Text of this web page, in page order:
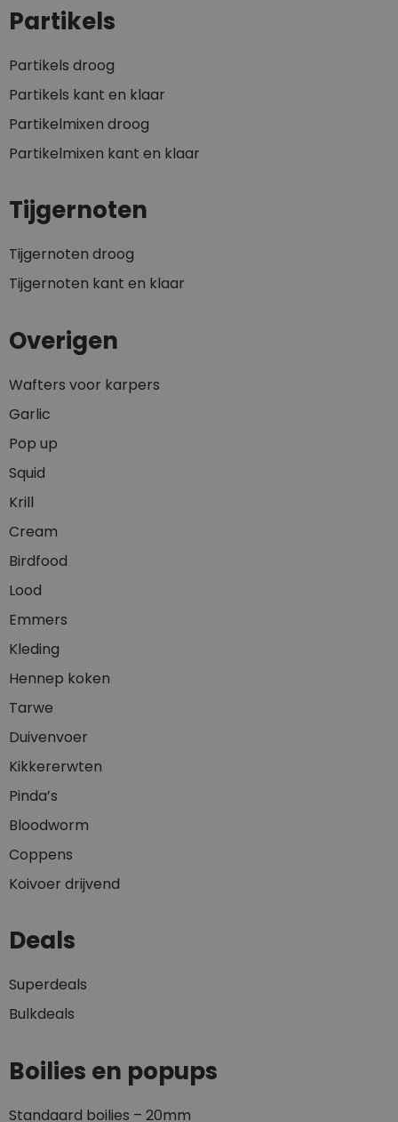
Partikels
Partikels droog
Partikels kant en klaar
Partikelmixen droog
Partikelmixen kant en klaar
Tijgernoten
Tijgernoten droog
Tijgernoten kant en klaar
Overigen
Wafters voor karpers
Garlic
Pop up
Squid
Krill
Cream
Birdfood
Lood
Emmers
Kleding
Hennep koken
Tarwe
Duivenvoer
Kikkererwten
Pinda’s
Bloodworm
Coppens
Koivoer drijvend
Deals
Superdeals
Bulkdeals
Boilies en popups
Standaard boilies – 20mm